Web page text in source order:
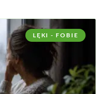
LĘKI - FOBIE